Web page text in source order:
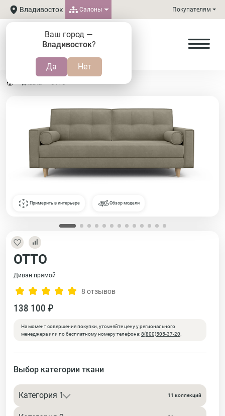
Владивосток
Ваш город —
Владивосток?
Салоны Покупателям
Диваны ОТТО
ОТТО
Диван прямой
8 отзывов
138 100 ₽
На момент совершения покупки, уточняйте цену у регионального
менеджера или по бесплатному номеру телефона:8(800)505-37-20
Выбор категории ткани
Категория 1 11 коллекций
Примерить в интерьере Обзор модели